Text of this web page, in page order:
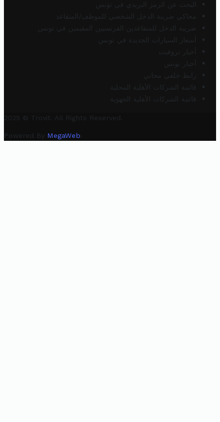
البحث عن الرمز البريدي في تونس
محاكي ضريبة الدخل الشخصي للموظف/المتقاعد
ضريبة الدخل للمتقاعدين الفرنسيين المقيمين في تونس
أسعار السيارات الجديدة في تونس
أخبار تروفيت
أخبار تونس
رابط خلفي مجاني
قائمة الشركات الأهلية المحلية
قائمة الشركات الأهلية الجهوية
2025 © Trovit. All Rights Reserved.
Powered By MegaWeb